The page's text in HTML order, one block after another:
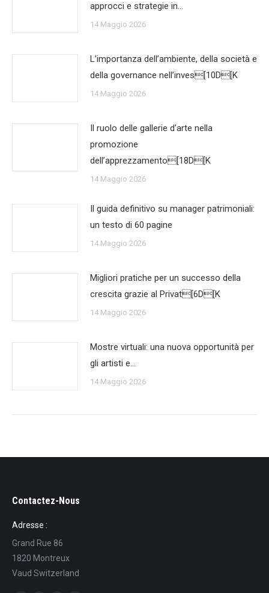
approcci e strategie in…
14 Maggio 2026
L’importanza dell’ambiente, della società e
della governance nell’inves[10D[K
14 Maggio 2026
Il ruolo delle gallerie d’arte nella
promozione
dell’apprezzamento[18D[K
14 Maggio 2026
Il guida definitivo su manager patrimoniali:
un testo di 60 pagine
14 Maggio 2026
Migliori pratiche per un successo della
crescita grazie al Privat[6D[K
14 Maggio 2026
Mostre virtuali: una nuova opportunità per
gli artisti e…
14 Maggio 2026
Contactez-Nous
Adresse :
Grand Rue 86
1820 Montreux
Vaud Switzerland